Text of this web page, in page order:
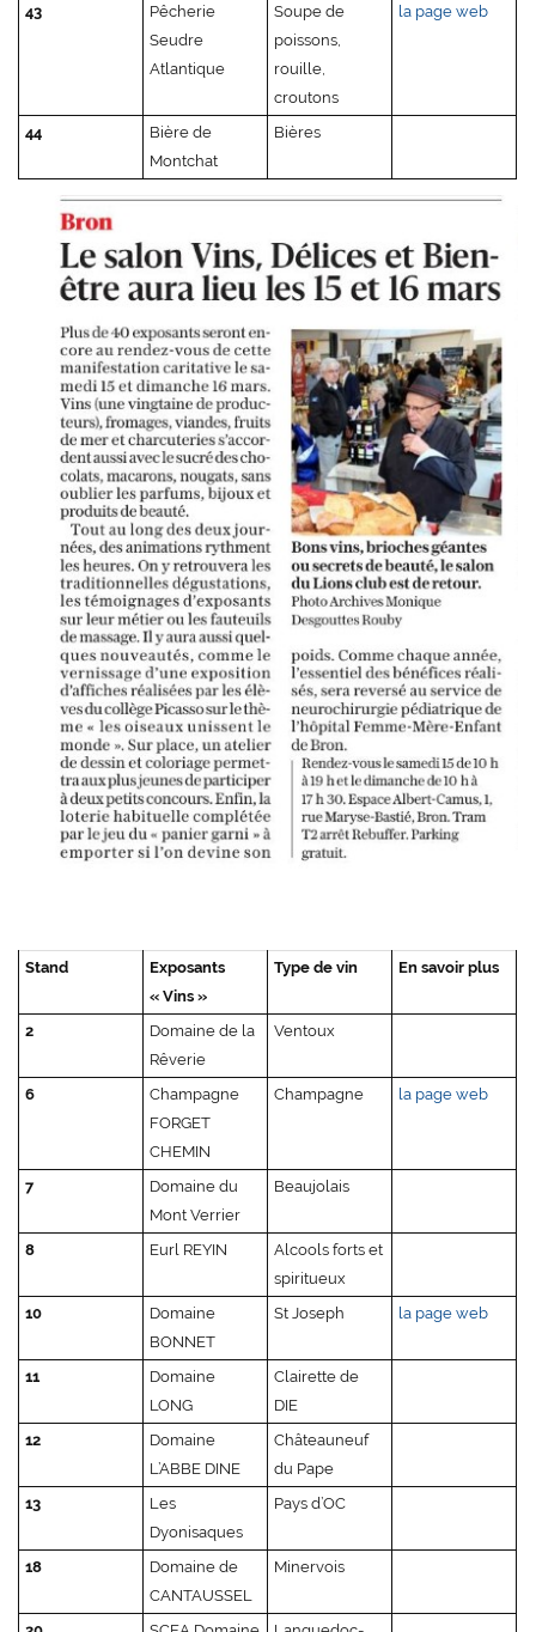
43
Pêcherie
Seudre
Atlantique
Soupe de
poissons,
rouille,
croutons
la page web
44
Bière de
Montchat
Bières
Stand
Exposants
« Vins »
Type de vin En savoir plus
2
Domaine de la
Rêverie
Ventoux
6
Champagne
FORGET
CHEMIN
Champagne la page web
7
Domaine du
Mont Verrier
Beaujolais
8 Eurl REYIN
Alcools forts et
spiritueux
10
Domaine
BONNET
St Joseph la page web
11
Domaine
LONG
Clairette de
DIE
12
Domaine
L’ABBE DINE
Châteauneuf
du Pape
13
Les
Dyonisaques
Pays d’OC
18
Domaine de
CANTAUSSEL
Minervois